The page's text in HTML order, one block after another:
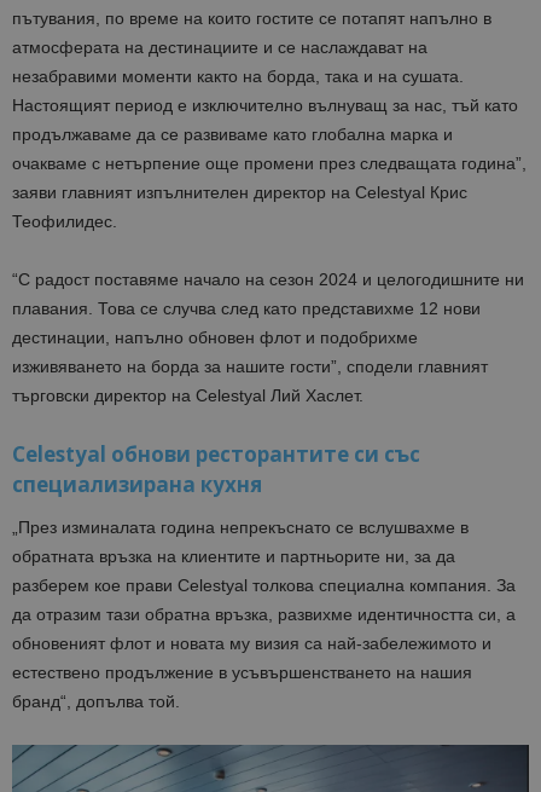
пътувания, по време на които гостите се потапят напълно в
атмосферата на дестинациите и се наслаждават на
незабравими моменти както на борда, така и на сушата.
Настоящият период е изключително вълнуващ за нас, тъй като
продължаваме да се развиваме като глобална марка и
очакваме с нетърпение още промени през следващата година”,
заяви главният изпълнителен директор на Celestyal Крис
Теофилидес.
“С радост поставяме начало на сезон 2024 и целогодишните ни
плавания. Това се случва след като представихме 12 нови
дестинации, напълно обновен флот и подобрихме
изживяването на борда за нашите гости”, сподели главният
търговски директор на Celestyal Лий Хаслет.
Celestyal обнови ресторантите си със
специализирана кухня
„През изминалата година непрекъснато се вслушвахме в
обратната връзка на клиентите и партньорите ни, за да
разберем кое прави Celestyal толкова специална компания. За
да отразим тази обратна връзка, развихме идентичността си, а
обновеният флот и новата му визия са най-забележимото и
естествено продължение в усъвършенстването на нашия
бранд“, допълва той.